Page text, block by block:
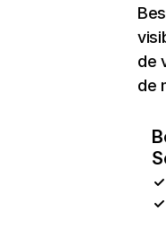
de
de